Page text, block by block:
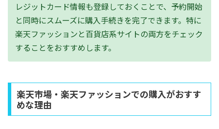
レジットカード情報も登録しておくことで、予約開始
と同時にスムーズに購入手続きを完了できます。特に
楽天ファッションと百貨店系サイトの両方をチェック
することをおすすめします。
楽天市場・楽天ファッションでの購入がおすす
めな理由